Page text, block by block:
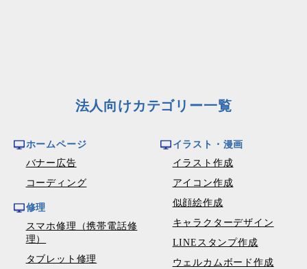
法人向けカテゴリー一覧
ホームページ
バナー広告
コーディング
修理
スマホ修理（携帯電話修
理）
タブレット修理
イラスト・漫画
イラスト作成
アイコン作成
似顔絵作成
キャラクターデザイン
LINEスタンプ作成
ウェルカムボード作成